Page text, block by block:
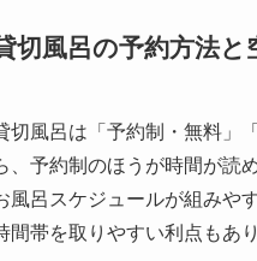
切風呂の予約方法と
切風呂は「予約制・無料」
、予約制のほうが時間が読
風呂スケジュールが組みや
間帯を取りやすい利点もあり